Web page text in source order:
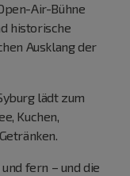
Air-Bühne
historische
Ausklang der
lädt zum
Kuchen,
fern – und die